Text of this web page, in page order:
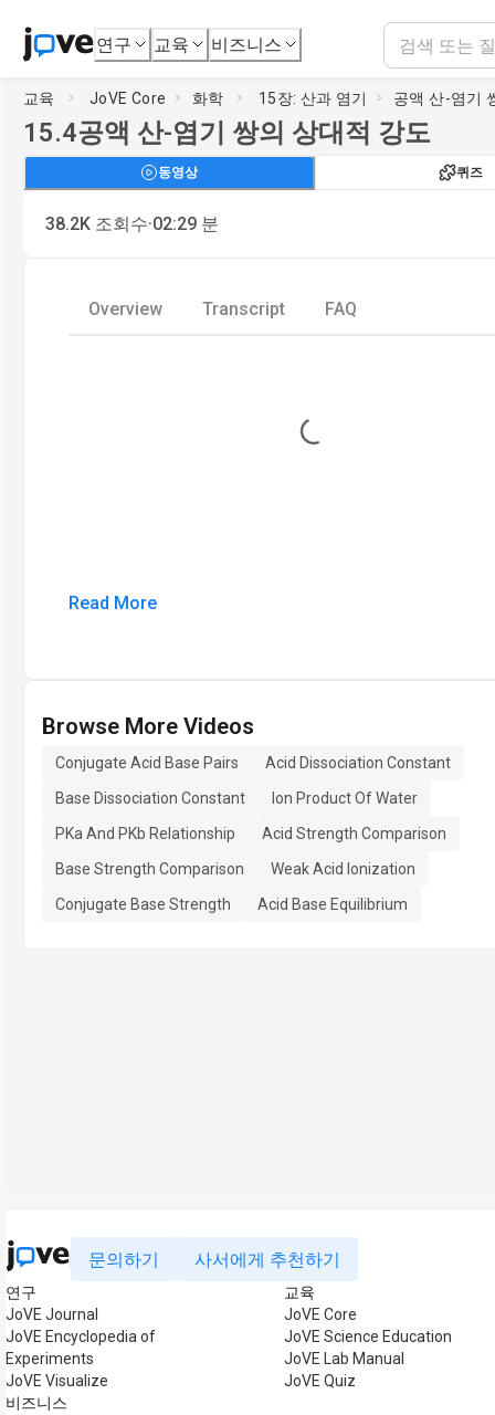
연구 교육 비즈니스
교육 JoVE Core 화학 15장: 산과 염기 공액 산-염기
15.4공액 산-염기 쌍의 상대적 강도
동영상 퀴즈
38.2K 조회수·02:29 분
Overview Transcript FAQ
Loading...
Read More
Browse More Videos
Conjugate Acid Base Pairs
Acid Dissociation Constant
Base Dissociation Constant
Ion Product Of Water
PKa And PKb Relationship
Acid Strength Comparison
Base Strength Comparison
Weak Acid Ionization
Conjugate Base Strength
Acid Base Equilibrium
문의하기 사서에게 추천하기
연구
JoVE Journal
JoVE Encyclopedia of
Experiments
JoVE Visualize
비즈니스
교육
JoVE Core
JoVE Science Education
JoVE Lab Manual
JoVE Quiz